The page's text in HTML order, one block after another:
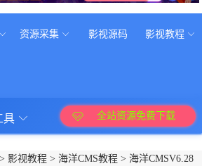
资源采集 影视源码 影视教程
具 全站资源免费下载
> 影视教程 >海洋CMS教程 >海洋CMSV6.28